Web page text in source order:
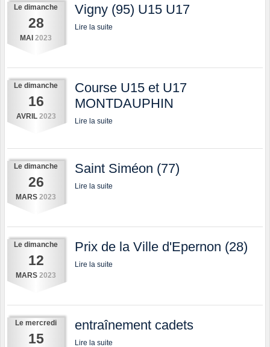
Le dimanche
28
MAI 2023
Vigny (95) U15 U17
Lire la suite
Le dimanche
16
AVRIL 2023
Course U15 et U17
MONTDAUPHIN
Lire la suite
Le dimanche
26
MARS 2023
Saint Siméon (77)
Lire la suite
Le dimanche
12
MARS 2023
Prix de la Ville d'Epernon (28)
Lire la suite
Le mercredi
15
entraînement cadets
Lire la suite